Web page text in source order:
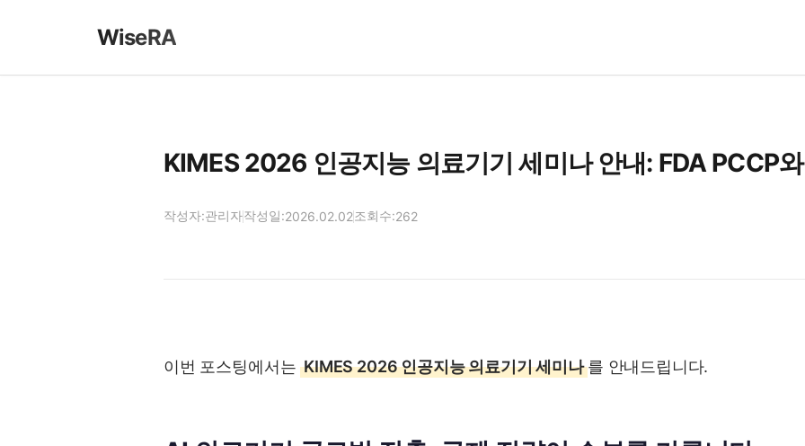
WiseRA
KIMES 2026 인공지능 의료기기 세미나 안내: FDA PCCP
작성자:관리자작성일:2026.02.02조회수:262
이번 포스팅에서는KIMES 2026 인공지능 의료기기 세미나를 안내드립니다.